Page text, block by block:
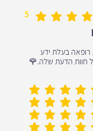
5
רופאה בעלת ידע
חוות הדעת שלה.🌹